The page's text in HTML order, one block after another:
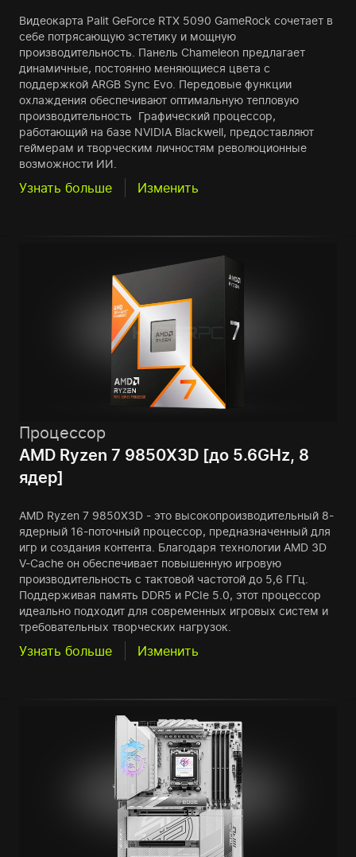
Видеокарта Palit GeForce RTX 5090 GameRock сочетает в
себе потрясающую эстетику и мощную
производительность. Панель Chameleon предлагает
динамичные, постоянно меняющиеся цвета с
поддержкой ARGB Sync Evo. Передовые функции
охлаждения обеспечивают оптимальную тепловую
производительность Графический процессор,
работающий на базе NVIDIA Blackwell, предоставляют
геймерам и творческим личностям революционные
возможности ИИ.
Узнать больше Изменить
Процессор
AMD Ryzen 7 9850X3D [до 5.6GHz, 8
ядер]
AMD Ryzen 7 9850X3D - это высокопроизводительный 8-
ядерный 16-поточный процессор, предназначенный для
игр и создания контента. Благодаря технологии AMD 3D
V-Cache он обеспечивает повышенную игровую
производительность с тактовой частотой до 5,6 ГГц.
Поддерживая память DDR5 и PCIe 5.0, этот процессор
идеально подходит для современных игровых систем и
требовательных творческих нагрузок.
Узнать больше Изменить